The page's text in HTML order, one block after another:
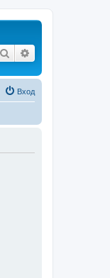
Поиск
Вход